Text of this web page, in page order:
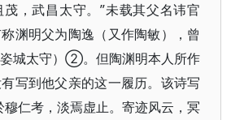
，武昌太守。”未载其父名讳官
渊明父为陶逸（又作陶敏），曾
城太守）②。但陶渊明本人所作
写到他父亲的这一履历。该诗写
穆仁考，淡焉虚止。寄迹风云，冥